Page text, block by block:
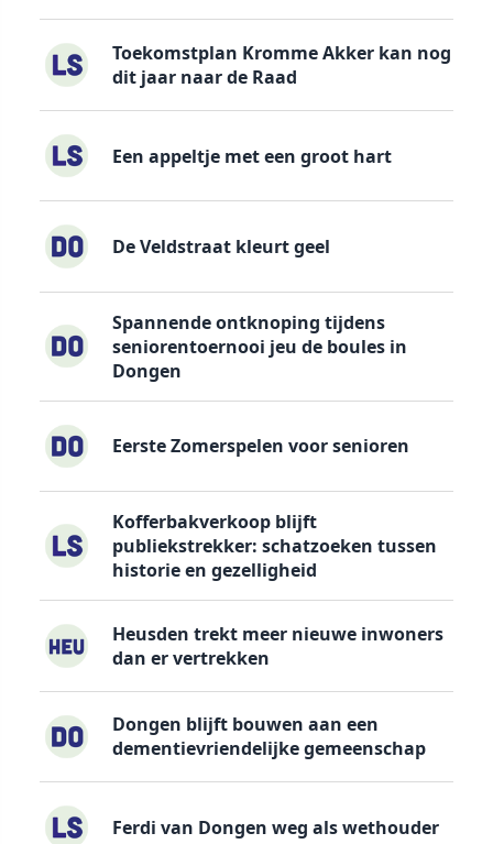
Toekomstplan Kromme Akker kan nog
dit jaar naar de Raad
Een appeltje met een groot hart
De Veldstraat kleurt geel
Spannende ontknoping tijdens
seniorentoernooi jeu de boules in
Dongen
Eerste Zomerspelen voor senioren
Kofferbakverkoop blijft
publiekstrekker: schatzoeken tussen
historie en gezelligheid
Heusden trekt meer nieuwe inwoners
dan er vertrekken
Dongen blijft bouwen aan een
dementievriendelijke gemeenschap
Ferdi van Dongen weg als wethouder